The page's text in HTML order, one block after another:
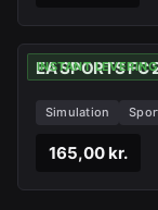
INSTANT LEVERING
EA SPORTS
Simulation
165,00 kr.